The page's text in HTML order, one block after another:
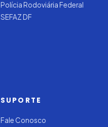
Polícia Rodoviária Federal
SEFAZ DF
SUPORTE
Fale Conosco